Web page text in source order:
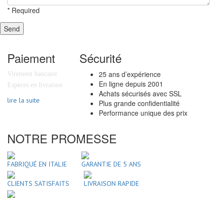
* Required
Send
Paiement
Virement bancaire
Espèces en livraison
lire la suite
Sécurité
25 ans d’expérience
En ligne depuis 2001
Achats sécurisés avec SSL
Plus grande confidentialité
Performance unique des prix
NOTRE PROMESSE
FABRIQUÉ EN ITALIE GARANTIE DE 5 ANS
CLIENTS SATISFAITS LIVRAISON RAPIDE